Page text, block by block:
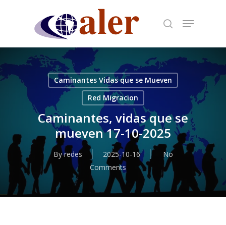
content
Caminantes Vidas que se Mueven
Red Migracion
Caminantes, vidas que se
mueven 17-10-2025
By redes 2025-10-16
No
Comments